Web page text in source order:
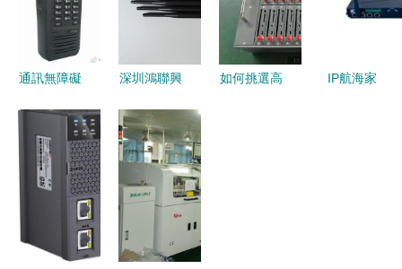
動力
指南
家直銷 擴
音對講電話
價格-濟寧
的價格、廠
片全解析
通訊無障礙
講機成沃爾
瑪超市的新
寵 – 專訪閩
海電子科技
深圳鴻聯興
家批發無線
網卡天線，
助您搶占通
信設備零配
件市場先機
如何挑選高
IP航海家